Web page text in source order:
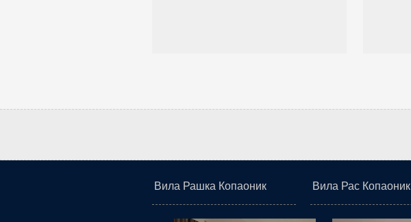
Вила Рашка Копаоник Вила Рас Копаоник